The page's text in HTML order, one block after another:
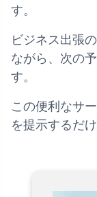
す。
ビジネス出張
ながら、次の
す。
この便利なサ
を提示するだ